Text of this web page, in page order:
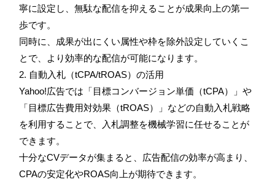
寧に設定し、無駄な配信を抑えることが成果向上の第一
歩です。
同時に、成果が出にくい属性や枠を除外設定していくこ
とで、より効率的な配信が可能になります。
2. 自動入札（tCPA/tROAS）の活用
Yahoo!広告では「目標コンバージョン単価（tCPA）」や
「目標広告費用対効果（tROAS）」などの自動入札戦略
を利用することで、入札調整を機械学習に任せることが
できます。
十分なCVデータが集まると、広告配信の効率が高まり、
CPAの安定化やROAS向上が期待できます。